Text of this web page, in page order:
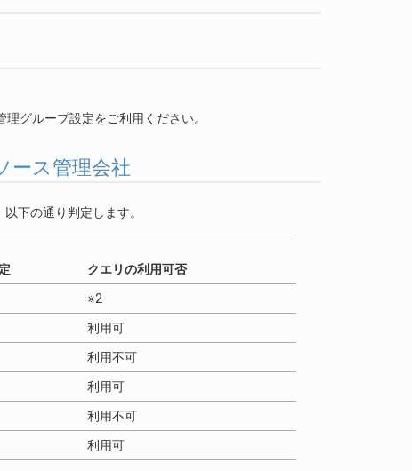
グループ設定をご利用ください。
ース管理会社
下の通り判定します。
クエリの利用可否
※2
利用可
利用不可
利用可
利用不可
利用可